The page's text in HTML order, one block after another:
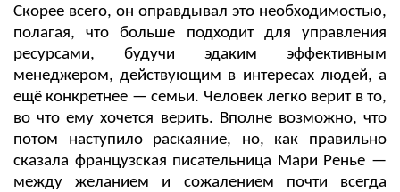
Скорее всего, он оправдывал это необходимостью,
полагая, что больше подходит для управления
ресурсами, будучи эдаким эффективным
менеджером, действующим в интересах людей, а
ещё конкретнее — семьи. Человек легко верит в то,
во что ему хочется верить. Вполне возможно, что
потом наступило раскаяние, но, как правильно
сказала французская писательница Мари Ренье —
между желанием и сожалением почти всегда